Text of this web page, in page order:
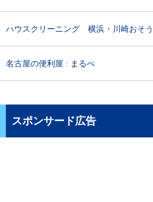
ハウスクリーニング 横浜・川崎おそう
名古屋の便利屋 : まるべ
スポンサード広告